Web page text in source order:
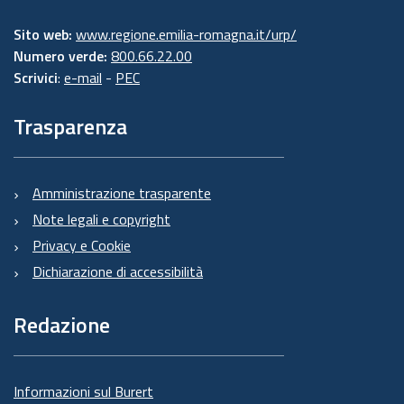
Sito web: www.regione.emilia-romagna.it/urp/
Numero verde: 800.66.22.00
Scrivici: e-mail - PEC
Trasparenza
Amministrazione trasparente
Note legali e copyright
Privacy e Cookie
Dichiarazione di accessibilità
Redazione
Informazioni sul Burert